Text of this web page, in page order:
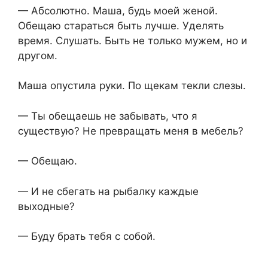
— Абсолютно. Маша, будь моей женой.
Обещаю стараться быть лучше. Уделять
время. Слушать. Быть не только мужем, но и
другом.
Маша опустила руки. По щекам текли слезы.
— Ты обещаешь не забывать, что я
существую? Не превращать меня в мебель?
— Обещаю.
— И не сбегать на рыбалку каждые
выходные?
— Буду брать тебя с собой.